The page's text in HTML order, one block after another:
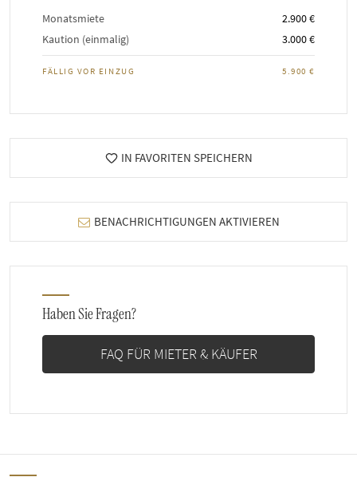
Monatsmiete
2.900 €
Kaution (einmalig)
3.000 €
FÄLLIG VOR EINZUG 5.900 €
IN FAVORITEN SPEICHERN
BENACHRICHTIGUNGEN AKTIVIEREN
Haben Sie Fragen?
FAQ FÜR MIETER & KÄUFER